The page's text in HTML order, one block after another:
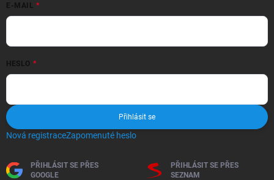
E-MAIL
HESLO
Přihlásit se
Nová registraceZapomenuté heslo
PŘIHLÁSIT SE PŘES
GOOGLE
PŘIHLÁSIT SE PŘES
SEZNAM